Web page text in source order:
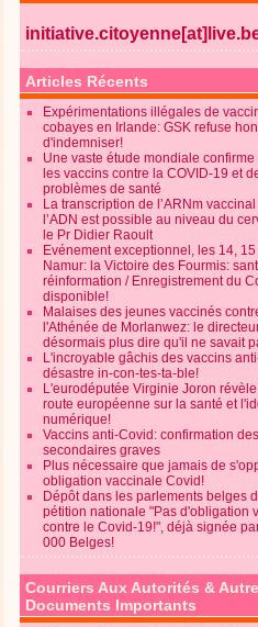
Articles Récents
Expérimentations illégales de
cobayes en Irlande: GSK refuse
d'indemniser!
Une vaste étude mondiale
les vaccins contre la COVID-19 et
problèmes de santé
La transcription de l’ARNm
l’ADN est possible au niveau du
le Pr Didier Raoult
Evénement exceptionnel, les 14,
Namur: la Victoire des Fourmis:
réinformation / Enregistrement du
disponible!
Malaises des jeunes vaccinés
l'Athénée de Morlanwez: le
désormais plus dire qu'il ne savait
L'incroyable gâchis des vaccins
désastre in-con-tes-ta-ble!
L'eurodéputée Virginie Joron
route européenne sur la santé et
numérique!
Vaccins anti-Covid: confirmation
secondaires graves
Plus nécessaire que jamais de
obligation vaccinale Covid!
Dépôt dans les parlements belges
pétition nationale "Pas d'obligation
contre le Covid-19!", déjà signée
000 Belges!
Courriers Aux Autorités &
Documents Importants